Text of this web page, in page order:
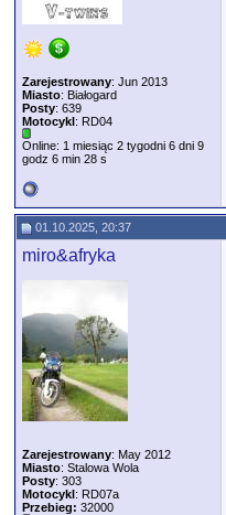
Zarejestrowany: Jun 2013
Miasto: Białogard
Posty: 639
Motocykl: RD04
Online: 1 miesiąc 2 tygodni 6 dni 9
godz 6 min 28 s
01.10.2025, 20:37
miro&afryka
Zarejestrowany: May 2012
Miasto: Stalowa Wola
Posty: 303
Motocykl: RD07a
Przebieg: 32000